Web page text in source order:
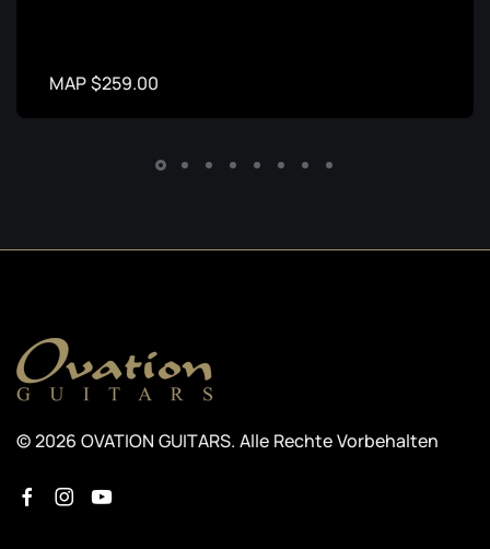
MAP $259.00
© 2026 OVATION GUITARS. Alle Rechte Vorbehalten